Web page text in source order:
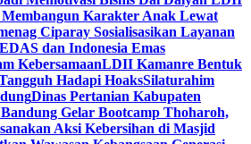
Karakter Anak Lewat
Ciparay Sosialisasikan Layanan
dan Indonesia Emas
KebersamaanLDII Kamanre Bentuk
Hadapi HoaksSilaturahim
Dinas Pertanian Kabupaten
Gelar Bootcamp Thoharoh,
Aksi Kebersihan di Masjid